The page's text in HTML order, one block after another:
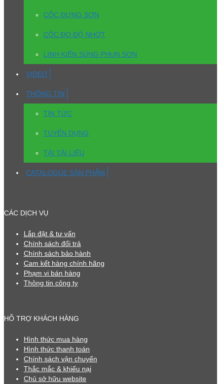
CỐC ĐỰNG SƠN
CỐC ĐO ĐỘ NHỚT
LINH KIỆN SÚNG PHUN SƠN
VIDEO
THÔNG TIN
TIN TỨC
TUYỂN DỤNG
TẢI TÀI LIỆU
CATALOGUE SẢN PHẨM
CÁC DỊCH VỤ
Lắp đặt & tư vấn
Chính sách đổi trả
Chính sách bảo hành
Cam kết hàng chính hãng
Phạm vi bán hàng
Thông tin công ty
HỖ TRỢ KHÁCH HÀNG
Hình thức mua hàng
Hình thức thanh toán
Chính sách vận chuyển
Thắc mắc & khiếu nại
Chủ sở hữu website